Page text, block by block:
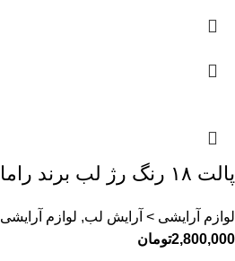
پالت ۱۸ رنگ رژ لب برند راما Raama
لوازم آرایشی > آرایش لب, لوازم آرایشی
2,800,000تومان